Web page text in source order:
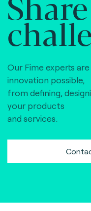
Our Fime experts
innovation possible,
from defining,
your products
and services.